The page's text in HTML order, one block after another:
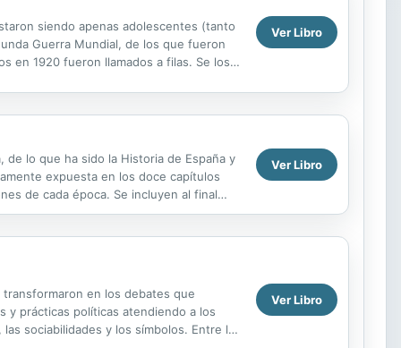
siendo apenas adolescentes (tanto
Guerra Mundial, de los que fueron
en 1920 fueron llamados a filas. Se los
Ver Libro
lo que ha sido la Historia de España y
expuesta en los doce capítulos
de cada época. Se incluyen al final
Ver Libro
en los debates que
y prácticas políticas atendiendo a los
sociabilidades y los símbolos. Entre los
Ver Libro